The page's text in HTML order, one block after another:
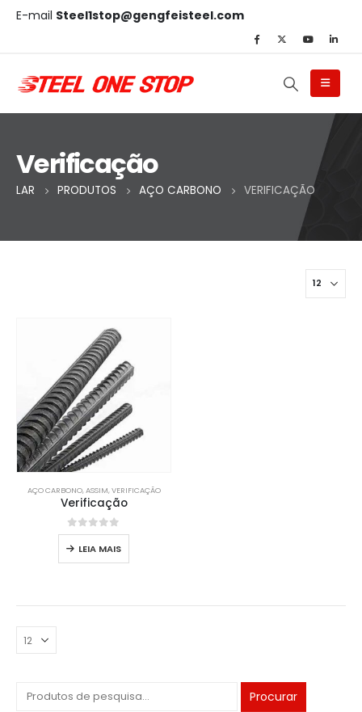
E-mail Steel1stop@gengfeisteel.com
Verificação
LAR PRODUTOS AÇO CARBONO VERIFICAÇÃO
AÇO CARBONO, ASSIM,VERIFICAÇÃO
Verificação
0fora de 5
LEIA MAIS
Procurar